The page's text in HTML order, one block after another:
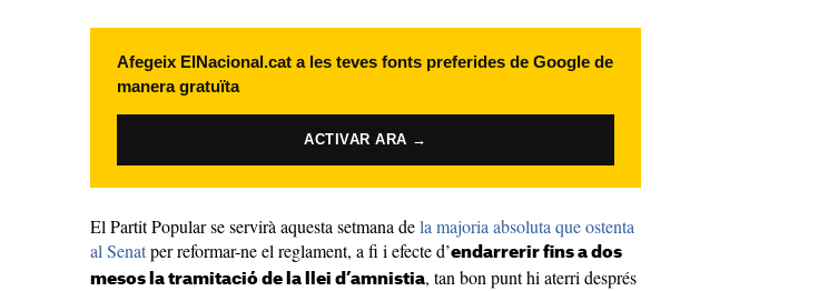
Afegeix ElNacional.cat a les teves fonts preferides de Google de
manera gratuïta
ACTIVAR ARA →
El Partit Popular se servirà aquesta setmana dela majoria absoluta que ostenta
al Senatper reformar-ne el reglament, a fi i efecte d’endarrerir fins a dos
mesos la tramitació de la llei d’amnistia, tan bon punt hi aterri després